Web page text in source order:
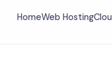
HomeWeb Hosting